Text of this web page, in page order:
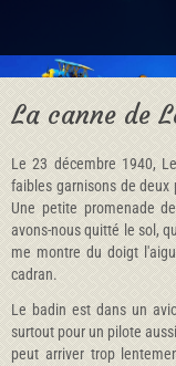
La canne de
Le 23 décembre 1940,
faibles garnisons de deux
Une petite promenade
avons-nous quitté le sol,
me montre du doigt
cadran.
Le badin est dans un
surtout pour un pilote
peut arriver trop